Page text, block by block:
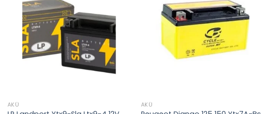
AKÜ AKÜ